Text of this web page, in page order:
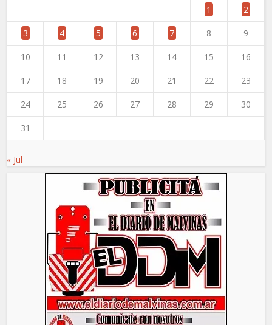
1 2
3 4 5 6 7 8 9
10 11 12 13 14 15 16
17 18 19 20 21 22 23
24 25 26 27 28 29 30
31
« Jul